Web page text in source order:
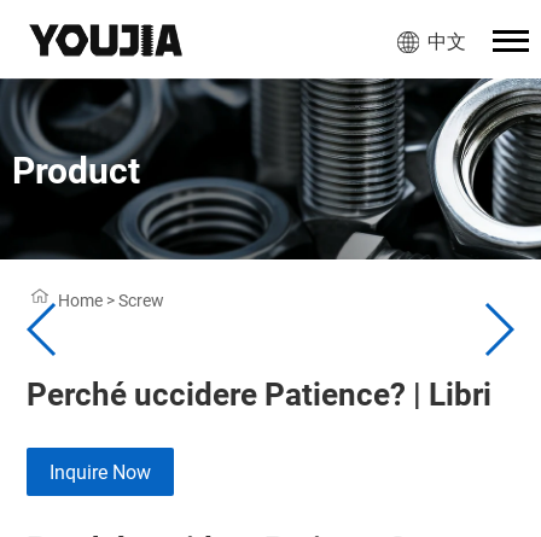
中文
Product
Home >Screw
Perché uccidere Patience? | Libri
Inquire Now